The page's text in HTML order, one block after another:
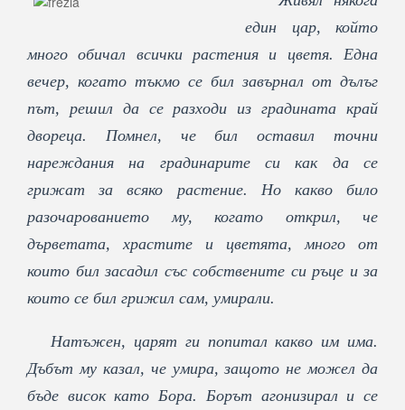
един цар, който
много обичал всички растения и цветя. Една
вечер, когато тъкмо се бил завърнал от дълъг
път, решил да се разходи из градината край
двореца. Помнел, че бил оставил точни
нареждания на градинарите си как да се
грижат за всяко растение. Но какво било
разочарованието му, когато открил, че
дърветата, храстите и цветята, много от
които бил засадил със собствените си ръце и за
които се бил грижил сам, умирали.
Натъжен, царят ги попитал какво им има.
Дъбът му казал, че умира, защото не можел да
бъде висок като Бора. Борът агонизирал и се